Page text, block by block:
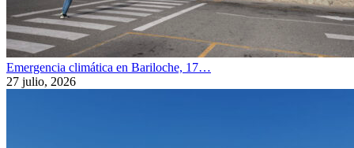
Emergencia climática en Bariloche, 17…
27 julio, 2026